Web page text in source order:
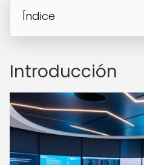
Índice
Introducción